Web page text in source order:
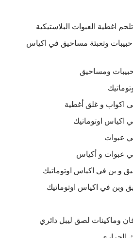
اغطية العبوات البلاستيكية
وتعبئة مساحيق في اكياس
ومساحيق
اكواب و غلق أغطية
اكياس اوتوماتيك
عبوات
عبوات و أكياس
و بن في اكياس اوتوماتيك
وبن في اكياس اوتوماتيك
وماكينات لصق ليبل دائري